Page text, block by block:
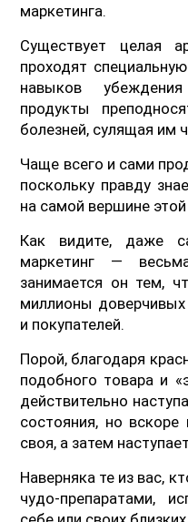
маркетинга.
Существует целая
проходят
навыков
продукты
болезней, сулящая им
Чаще всего и сами
поскольку правду
на самой вершине
Как видите, даже
маркетинг —
занимается он тем,
миллионы
и покупателей.
Порой, благодаря
подобного товара и
действительно
состояния, но вскоре
своя, а затем
Наверняка те из вас,
чудо-препаратами,